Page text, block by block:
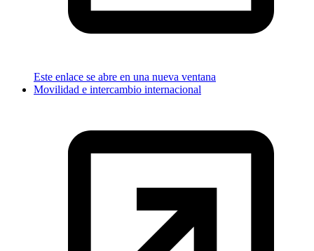
Este enlace se abre en una nueva ventana
Movilidad e intercambio internacional